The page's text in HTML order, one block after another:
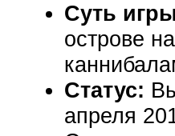
Суть
острове
Статус:
апреля